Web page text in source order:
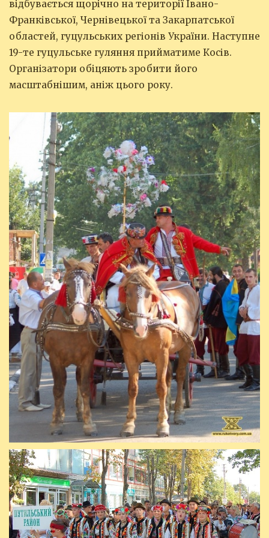
відбувається щорічно на території Івано-
Франківської, Чернівецької та Закарпатської
областей, гуцульських регіонів України. Наступне
19-те гуцульське гуляння прийматиме Косів.
Організатори обіцяють зробити його
масштабнішим, аніж цього року.